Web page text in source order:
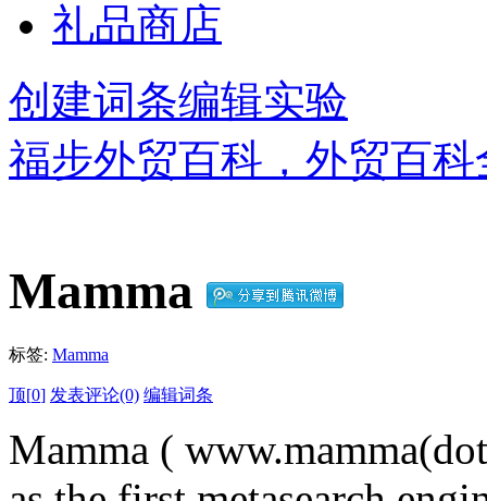
礼品商店
创建词条编辑实验
福步外贸百科，外贸百科
Mamma
标签: Mamma
顶[0] 发表评论(0) 编辑词条
Mamma (